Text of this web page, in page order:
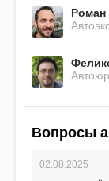
Роман
Вопросы
02.08.2025